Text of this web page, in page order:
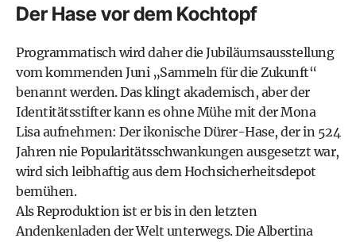
Der Hase vor dem Kochtopf
Programmatisch wird daher die Jubiläumsausstellung
vom kommenden Juni „Sammeln für die Zukunft“
benannt werden. Das klingt akademisch, aber der
Identitätsstifter kann es ohne Mühe mit der Mona
Lisa aufnehmen: Der ikonische Dürer-Hase, der in 524
Jahren nie Popularitätsschwankungen ausgesetzt war,
wird sich leibhaftig aus dem Hochsicherheitsdepot
bemühen.
Als Reproduktion ist er bis in den letzten
Andenkenladen der Welt unterwegs. Die Albertina